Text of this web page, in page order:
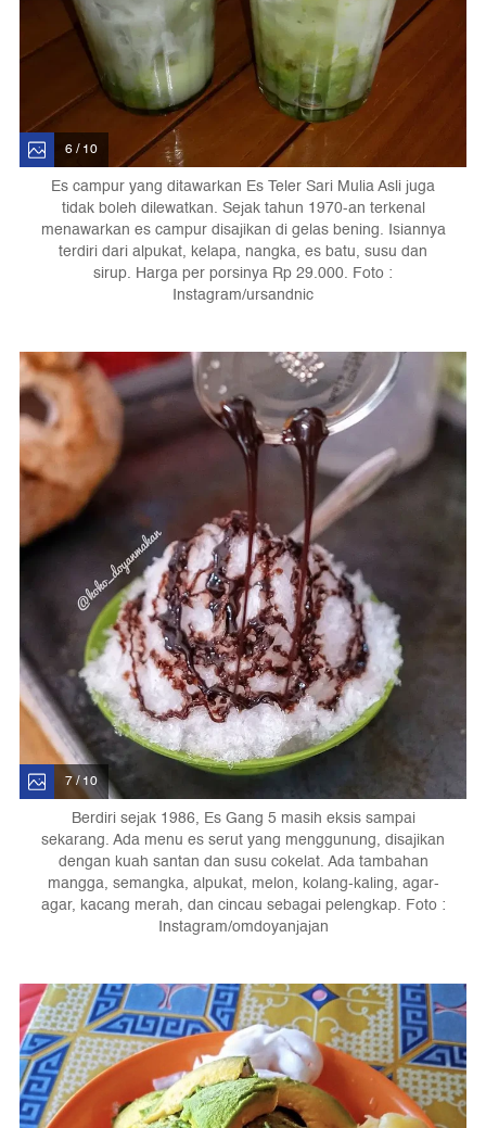
6 / 10
Es campur yang ditawarkan Es Teler Sari Mulia Asli juga
tidak boleh dilewatkan. Sejak tahun 1970-an terkenal
menawarkan es campur disajikan di gelas bening. Isiannya
terdiri dari alpukat, kelapa, nangka, es batu, susu dan
sirup. Harga per porsinya Rp 29.000. Foto :
Instagram/ursandnic
7 / 10
Berdiri sejak 1986, Es Gang 5 masih eksis sampai
sekarang. Ada menu es serut yang menggunung, disajikan
dengan kuah santan dan susu cokelat. Ada tambahan
mangga, semangka, alpukat, melon, kolang-kaling, agar-
agar, kacang merah, dan cincau sebagai pelengkap. Foto :
Instagram/omdoyanjajan